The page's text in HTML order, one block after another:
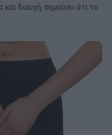
διαυγή, σημαίνει ότι το